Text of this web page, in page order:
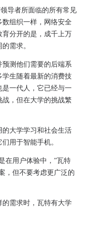
导者所面临的所有常见
组织一样，网络安全
分开的是，成千上万
需求。
测他们需要的后端系
生随着最新的消费技
一代人，它已经与一
，但在大学的挑战繁
大学学习和社会生活
用于智能手机。
在用户体验中，”瓦特
，但不要考虑更广泛的
需求时，瓦特有大学